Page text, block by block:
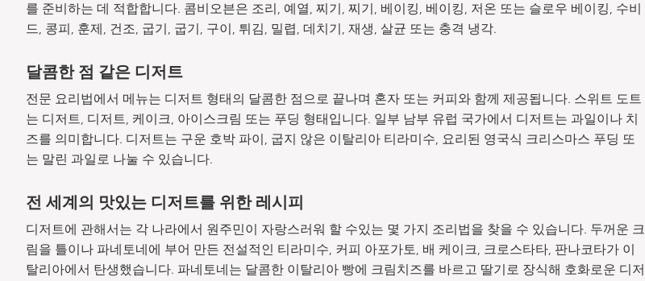
를 준비하는 데 적합합니다. 콤비오븐은 조리, 예열, 찌기, 찌기, 베이킹, 베이킹, 저온 또는 슬로우 베이킹, 수비
드, 콩피, 훈제, 건조, 굽기, 굽기, 구이, 튀김, 밀렵, 데치기, 재생, 살균 또는 충격 냉각.
달콤한 점 같은 디저트
전문 요리법에서 메뉴는 디저트 형태의 달콤한 점으로 끝나며 혼자 또는 커피와 함께 제공됩니다. 스위트 도트
는 디저트, 디저트, 케이크, 아이스크림 또는 푸딩 형태입니다. 일부 남부 유럽 국가에서 디저트는 과일이나 치
즈를 의미합니다. 디저트는 구운 호박 파이, 굽지 않은 이탈리아 티라미수, 요리된 영국식 크리스마스 푸딩 또
는 말린 과일로 나눌 수 있습니다.
전 세계의 맛있는 디저트를 위한 레시피
디저트에 관해서는 각 나라에서 원주민이 자랑스러워 할 수있는 몇 가지 조리법을 찾을 수 있습니다. 두꺼운 크
림을 틀이나 파네토네에 부어 만든 전설적인 티라미수, 커피 아포가토, 배 케이크, 크로스타타, 판나코타가 이
탈리아에서 탄생했습니다. 파네토네는 달콤한 이탈리아 빵에 크림치즈를 바르고 딸기로 장식해 호화로운 디저